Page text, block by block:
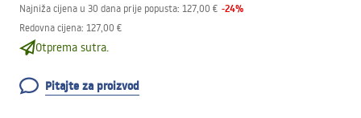
Najniža cijena u 30 dana prije popusta: 127,00 € -24%
Redovna cijena: 127,00 €
Otprema sutra.
Pitajte za proizvod